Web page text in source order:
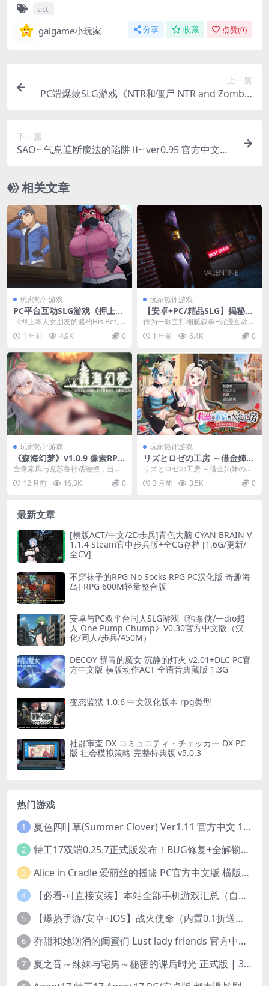
act
galgame小玩家 分享 收藏 点赞(0)
上一篇
PC端爆款SLG游戏《NTR和僵尸 NTR and Zombie
下一篇
SAO~ 气息遮断魔法的陷阱 Ⅱ~ ver0.95 官方中文无
相关文章
玩家热评游戏
PC平台互动SLG游戏《押上本
人女朋友的赌约His Bet, Her
《押上本人女朋友的赌约His Bet, H
er Loss》Ver0.3官方中文版...
1 年前 4.9K 0
玩家热评游戏
【安卓+PC/精品SLG】揭秘八
月/Unraveling August V0.3.
04 [亚洲风/汉化/动态] 【双端
共4.5G】
作为一款主打​​细腻叙事+沉浸互动​​的
精品SLG，《揭秘八月》用扎实的
剧本和惊...
1 年前 6.4K 0
玩家热评游戏
《森海幻梦》v1.0.9 像素RPG
的颠覆之作 官中+动态肉鸽玩
法全拆解
当像素风与克苏鲁神话碰撞，当肉
鸽机制融入日式RPG框架，《森海
幻梦》用720M的...
12 月前 16.3K 0
玩家热评游戏
リズとロゼの工房 ～借金姉妹
の工房日誌～ 莉兹与萝洁的欠
金工房 官方中文版 STEAM正
版 双主角日式RPG 4.3G完整
リズとロゼの工房 ～借金姉妹の工
房日誌～是AQ organization于4月
2... 3 月前 3.5K 0
最新文章
[横版ACT/中文/2D步兵]青色大脑 CYAN BRAIN V
1.1.4 Steam官中步兵版+全CG存档 [1.6G/更新/
全CV]
不穿袜子的RPG No Socks RPG PC汉化版 奇趣海
岛J-RPG 600M轻量整合版
安卓与PC双平台同人SLG游戏《独泵侠/一dio超
人 One Pump Chump》V0.30官方中文版（汉
化/同人/步兵/450M）
DECOY 群青的魔女 沉静的灯火 v2.01+DLC PC官
方中文版 横版动作ACT 全语音典藏版 1.3G
变态监狱 1.0.6 中文汉化版本 rpg类型
社群审查 DX コミュニティ・チェッカー DX PC
版 社会模拟策略 完整特典版 v5.0.3
热门游戏
1 夏色四叶草(Summer Clover) Ver1.11 官方中文 1+4.35G 全CG 有CV 百度盘版本
2 特工17双端0.25.7正式版发布！BUG修复+全解锁存档+赞助码合集（安卓/PC/中文/动态）
3 Alice in Cradle 爱丽丝的摇篮 PC官方中文版 横版动作ACT 手绘幻想风 v0.29g 完整体验版
4 【必看-可直接安装】本站全部手机游戏汇总（自带修改器MOD）
5 【爆热手游/安卓+IOS】战火使命（内置0.1折送可触碰战姬）[中文/美女养成/整合兑换码/双端互通/更新]（公测）
6 乔甜和她汹涌的闺蜜们 Lust lady friends 官方中文版本 SLG类型
7 夏之音～辣妹与宅男～秘密的课后时光 正式版 | 3D 动态步兵触摸互动 SLG|PC 平台 | 内嵌汉化 + 去码补丁 + 修改存档 | 1.5G